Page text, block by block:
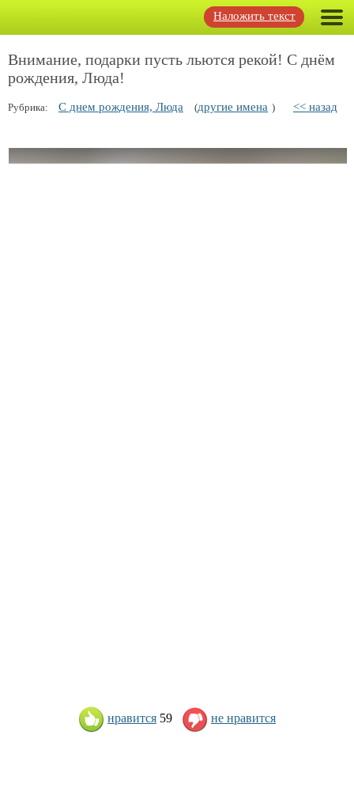
Наложить текст
Внимание, подарки пусть льются рекой! С днём
рождения, Люда!
Рубрика: С днем рождения, Люда (другие имена ) << назад
нравится 59 не нравится